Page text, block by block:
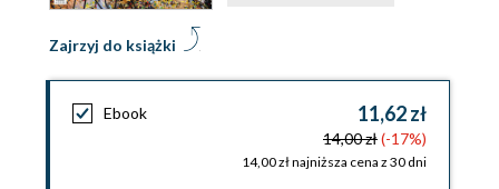
Zajrzyj do książki
Ebook 11,62 zł
14,00 zł(-17%)
14,00 zł najniższa cena z 30 dni